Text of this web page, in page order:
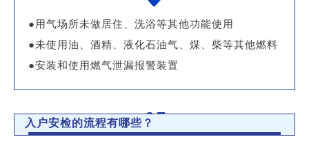
●用气场所未做居住、洗浴等其他功能使用
●未使用油、酒精、液化石油气、煤、柴等其他燃料
●安装和使用燃气泄漏报警装置
05
入户安检的流程有哪些？